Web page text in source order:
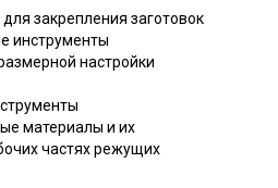
закрепления заготовок
инструменты
настройки
материалы и их
частях режущих